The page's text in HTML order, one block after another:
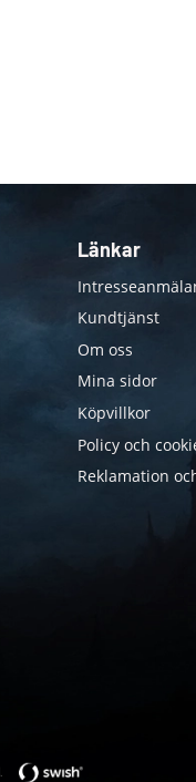
Länkar
Kundtjänst
Om oss
Mina sidor
Köpvillkor
Policy och
Reklamation